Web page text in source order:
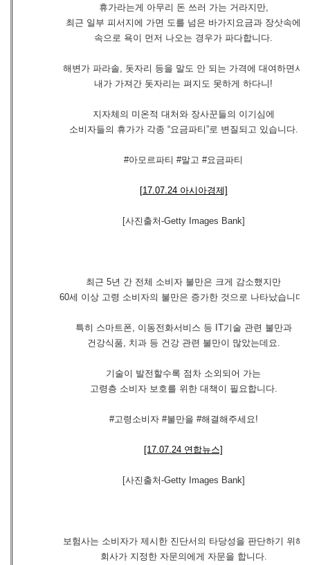
휴가라는게 아무리 돈 쓰러 가는 거라지만,
최근 일부 피서지에 가면 도를 넘은 바가지요금과 장삿속에
속으로 욕이 먼저 나오는 경우가 파다합니다.
해변가 파라솔, 돗자리 등을 말도 안 되는 가격에 대여하면서
내가 가져간 돗자리는 펴지도 못하게 하다니!
지자체의 미온적 대처와 장사꾼들의 이기심에
소비자들의 휴가가 각종 “요금파티”로 변질되고 있습니다.
#아모르파티 #말고 #요금파티
[17.07.24 아시아경제]
[사진출처-Getty Images Bank]
최근 5년 간 전체 소비자 불만은 크게 감소했지만
60세 이상 고령 소비자의 불만은 증가한 것으로 나타났습니다.
특히 스마트폰, 이동전화서비스 등 IT기술 관련 불만과
건강식품, 치과 등 건강 관련 불만이 많았는데요.
기술이 발전할수록 점차 소외되어 가는
고령층 소비자 보호를 위한 대책이 필요합니다.
#고령소비자 #불만을 #해결해주세요!
[17.07.24 연합뉴스]
[사진출처-Getty Images Bank]
보험사는 소비자가 제시한 진단서의 타당성을 판단하기 위해
회사가 지정한 자문의에게 자문을 합니다.